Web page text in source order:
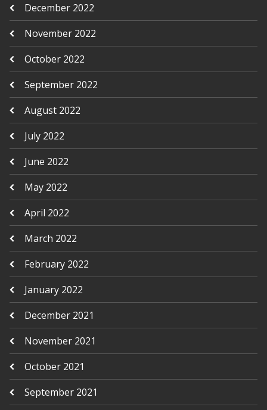
December 2022
November 2022
October 2022
September 2022
August 2022
July 2022
June 2022
May 2022
April 2022
March 2022
February 2022
January 2022
December 2021
November 2021
October 2021
September 2021